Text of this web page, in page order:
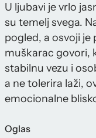
U ljubavi je vrlo
su temelj svega.
pogled, a osvoji je
muškarac govori,
stabilnu vezu i
a ne tolerira laži,
emocionalne
Oglas